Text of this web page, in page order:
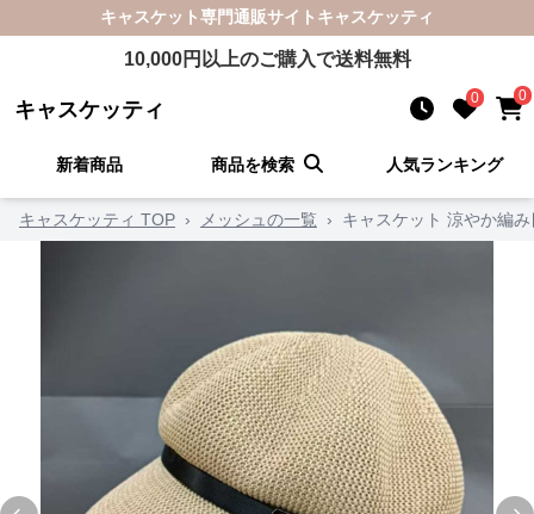
キャスケット専門通販サイト キャスケッティ
10,000円以上のご購入で送料無料
キャスケッティ 0 0
新着商品 商品を検索 人気ランキング
キャスケッティ TOP › メッシュの一覧 › キャスケット 涼やか編